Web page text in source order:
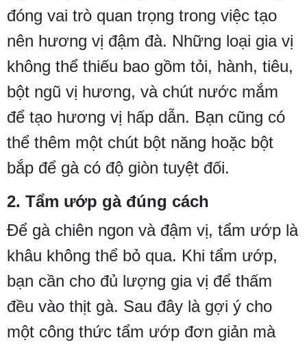
đóng vai trò quan trọng trong việc tạo
nên hương vị đậm đà. Những loại gia vị
không thể thiếu bao gồm tỏi, hành, tiêu,
bột ngũ vị hương, và chút nước mắm
để tạo hương vị hấp dẫn. Bạn cũng có
thể thêm một chút bột năng hoặc bột
bắp để gà có độ giòn tuyệt đối.
2. Tẩm ướp gà đúng cách
Để gà chiên ngon và đậm vị, tẩm ướp là
khâu không thể bỏ qua. Khi tẩm ướp,
bạn cần cho đủ lượng gia vị để thấm
đều vào thịt gà. Sau đây là gợi ý cho
một công thức tẩm ướp đơn giản mà